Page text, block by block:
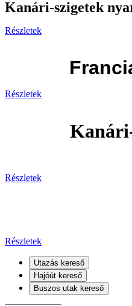
Kanári-szigetek
Részletek
Részletek
Részletek
Részletek
Utazás kereső
Hajóút kereső
Buszos utak kereső